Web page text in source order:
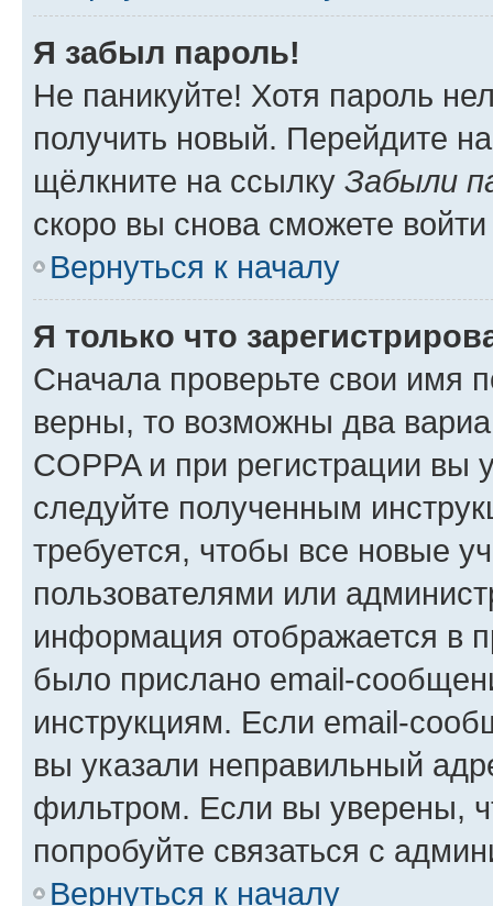
Я забыл пароль!
Не паникуйте! Хотя пароль
получить новый. Перейдите
щёлкните на ссылку Забыли
скоро вы снова сможете
Вернуться к началу
Я только что
Сначала проверьте свои имя
верны, то возможны два
COPPA и при регистрации вы
следуйте полученным
требуется, чтобы все новые
пользователями или
информация отображается в
было прислано email-
инструкциям. Если email-
вы указали неправильный
фильтром. Если вы уверены,
попробуйте связаться с
Вернуться к началу